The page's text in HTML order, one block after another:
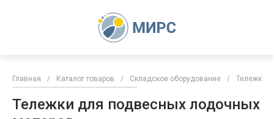
Главная / Каталог товаров / Складское оборудование / Тележки
Тележки для подвесных лодочных